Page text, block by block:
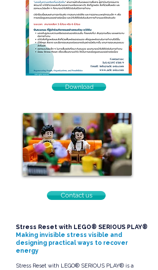
Download
Contact us
Stress Reset with LEGO® SERIOUS PLAY®
Making invisible stress visible and
designing practical ways to recover
energy
Stress Reset with LEGO® SERIOUS PLAY® is a